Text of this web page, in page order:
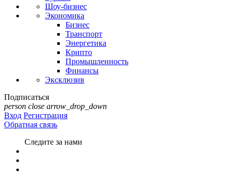
Шоу-бизнес
Экономика
Бизнес
Транспорт
Энергетика
Крипто
Промышленность
Финансы
Эксклюзив
Подписаться
person close arrow_drop_down
Вход Регистрация
Обратная связь
Следите за нами